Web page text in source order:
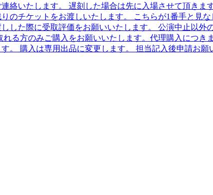
絡いたします。 遅刻した場合は先に入場させて頂き
のチケットをお渡しいたします。 こちらが1番手と見
した際に受取評価をお願いいたします。 公演中止以
る方のみご購入をお願いいたします。代理購入につ
。 購入は専用出品に変更します。 担当記入後申請お願